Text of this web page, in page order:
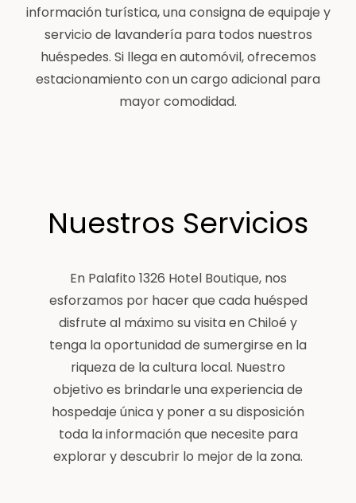
información turística, una consigna de equipaje y
servicio de lavandería para todos nuestros
huéspedes. Si llega en automóvil, ofrecemos
estacionamiento con un cargo adicional para
mayor comodidad.
Nuestros Servicios
En Palafito 1326 Hotel Boutique, nos
esforzamos por hacer que cada huésped
disfrute al máximo su visita en Chiloé y
tenga la oportunidad de sumergirse en la
riqueza de la cultura local. Nuestro
objetivo es brindarle una experiencia de
hospedaje única y poner a su disposición
toda la información que necesite para
explorar y descubrir lo mejor de la zona.